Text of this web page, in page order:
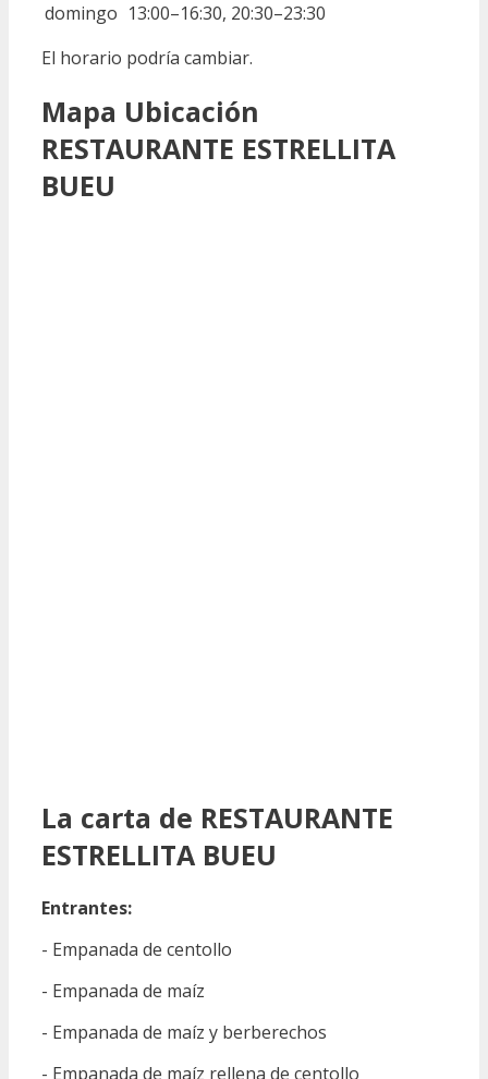
domingo 13:00–16:30, 20:30–23:30
El horario podría cambiar.
Mapa Ubicación
RESTAURANTE ESTRELLITA
BUEU
La carta de RESTAURANTE
ESTRELLITA BUEU
Entrantes:
- Empanada de centollo
- Empanada de maíz
- Empanada de maíz y berberechos
- Empanada de maíz rellena de centollo